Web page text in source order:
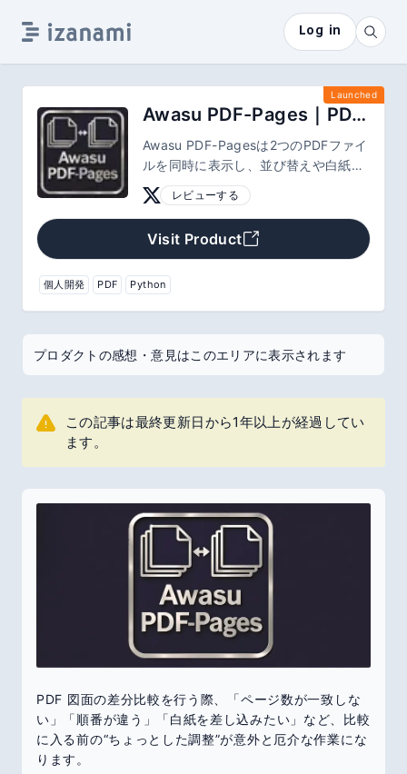
Log in
Launched
Awasu PDF-Pages｜PDF比較前の“ページ調整”を直感操作で快適に
Awasu PDF-Pagesは2つのPDFファイ
ルを同時に表示し、並び替えや白紙挿
入に特化した比較前の補助ツールで
す。PDF比較前の処理・調整を快適に
し、作業の精度と効率を高めます。
レビューする
Visit Product
個人開発 PDF Python
プロダクトの感想・意見はこのエリアに表示されます
この記事は最終更新日から1年以上が経過してい
ます。
PDF 図面の差分比較を行う際、「ページ数が一致しな
い」「順番が違う」「白紙を差し込みたい」など、比較
に入る前の“ちょっとした調整”が意外と厄介な作業にな
ります。